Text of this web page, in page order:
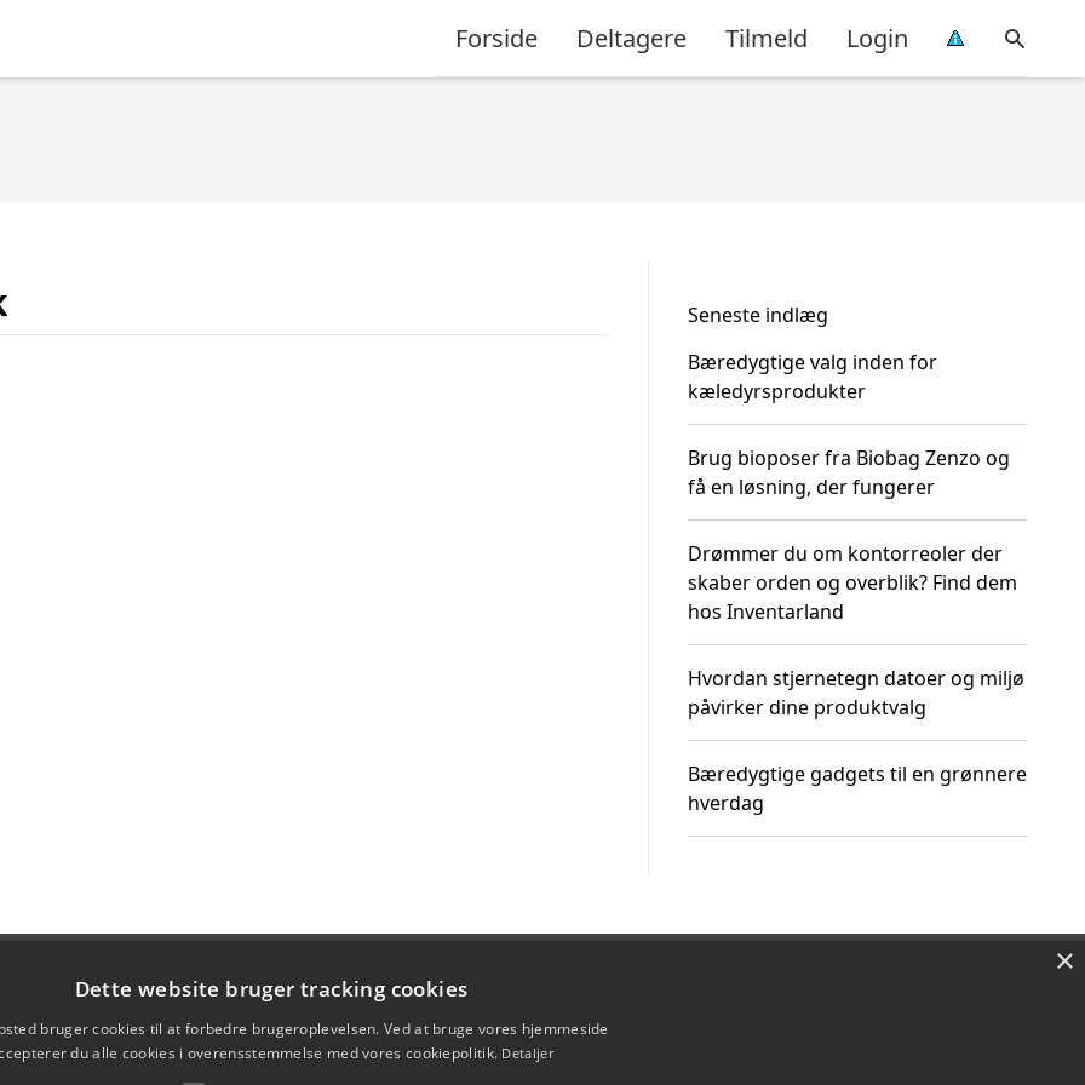
Forside Deltagere Tilmeld Login
Seneste indlæg
Bæredygtige valg inden for
kæledyrsprodukter
Brug bioposer fra Biobag Zenzo og
få en løsning, der fungerer
Drømmer du om kontorreoler der
skaber orden og overblik? Find dem
hos Inventarland
Hvordan stjernetegn datoer og miljø
påvirker dine produktvalg
Bæredygtige gadgets til en grønnere
hverdag
×
Dette website bruger tracking cookies
bruger cookies til at forbedre brugeroplevelsen. Ved at bruge vores hjemmeside
du alle cookies i overensstemmelse med vores cookiepolitik. Detaljer